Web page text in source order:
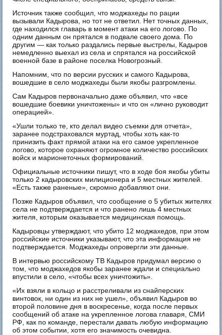
Источник также сообщил, что моджахеды по рации
вызывали Кадырова, но тот не ответил. Нет точных данных,
где находился главарь в момент атаки на его логово. По
одним данным он прятался в подвале своего дома. По
другим — как только раздались первые выстрелы, Кадыров
немедленно выехал из села и спрятался на российской
военной базе в районе поселка Новогрозный.
Напомним, что по версии русских и самого Кадырова,
вошедшие в село моджахеды были якобы разгромлены.
Сам Кадыров первоначально даже объявил, что «все
вошедшие боевики уничтожены» и что он «лично руководит
операцией».
«Ушли только те, кто делал видео съемки для отчета»,
заранее подстраховался муртад, чтобы хоть как-то
принизить факт прямой атаки на его самое укрепленное
логово, которое охраняют огромное количество российских
войск и марионеточных формирований.
Официальные источники пишут, что в ходе боя якобы убиты
только 2 кадыровских милиционера и 5 местных жителей.
«Есть также раненые», скромно добавляют они.
Позже Кадыров объявил, что сообщение о 5 убитых жителях
села не подтверждается и что ранено лишь 4 местных
жителя, которым оказывается медицинская помощь.
Кадыровцы утверждают, что убито 12 моджахедов, при этом
российские источники указывают, что эта информация не
подтверждается. Моджахеды опровергли эти данные.
В интервью российскому ТВ Кадыров придумал версию о
том, что моджахедов якобы заранее ждали и специально
впустили в село, «чтобы всех уничтожить».
«Их взяли в кольцо и расстреливали из снайперских
винтовок, ни один из них не ушел», объявил Кадыров во
второй половине дня в воскресенье, когда после первых
сообщений об атаке на укрепленное логова главаря, СМИ
РФ, как по команде, перестали давать любую информацию
об этом событии, хотя его значимость очевидна.